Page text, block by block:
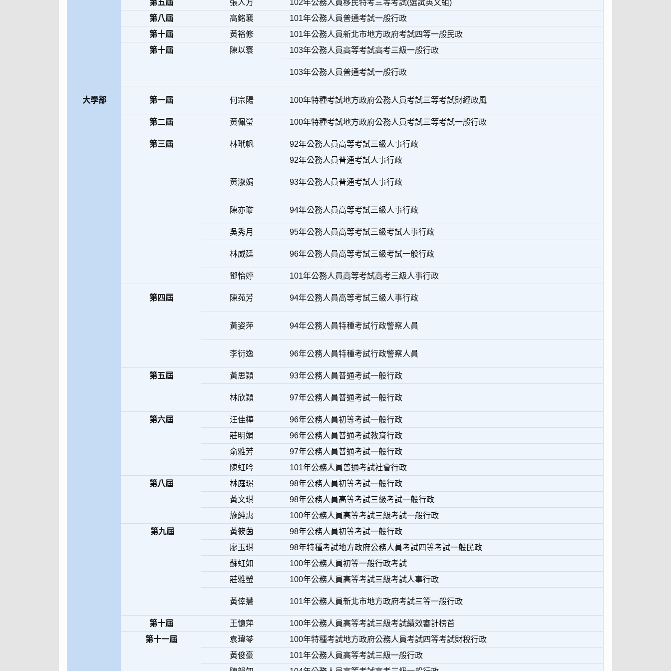
第五屆 張人方
102年公務人員移民特考三等考試(選試英文組)
第八屆
高銘襄
101年公務人員普通考試一般行政
第十屆
黃裕修
101年公務人員新北市地方政府考試四等一般民政
第十屆
陳以寰 103年公務人員高等考試高考三級一般行政
103年公務人員普通考試一般行政
大學部 第一屆 何宗陽 100年特種考試地方政府公務人員考試三等考試財經政風
第二屆 黃佩瑩 100年特種考試地方政府公務人員考試三等考試一般行政
第三屆 林玳帆
92年公務人員高等考試三級人事行政
92年公務人員普通考試人事行政
黃淑娟 93年公務人員普通考試人事行政
陳亦璇 94年公務人員高等考試三級人事行政
吳秀月 95年公務人員高等考試三級考試人事行政
林威廷 96年公務人員高等考試三級考試一般行政
鄧怡婷 101年公務人員高等考試高考三級人事行政
第四屆 陳苑芳 94年公務人員高等考試三級人事行政
黃姿萍 94年公務人員特種考試行政警察人員
李衍逸 96年公務人員特種考試行政警察人員
第五屆 黃思穎 93年公務人員普通考試一般行政
林欣穎 97年公務人員普通考試一般行政
第六屆 汪佳樺
96年公務人員初等考試一般行政
莊明娟
96年公務人員普通考試教育行政
俞雅芳
97年公務人員普通考試一般行政
陳虹吟
101年公務人員普通考試社會行政
第八屆
林庭璟
98年公務人員初等考試一般行政
黃文琪
98年公務人員高等考試三級考試一般行政
施純惠
100年公務人員高等考試三級考試一般行政
第九屆
黃筱茵
98年公務人員初等考試一般行政
廖玉琪
98年特種考試地方政府公務人員考試四等考試一般民政
蘇虹如
100年公務人員初等一般行政考試
莊雅螢
100年公務人員高等考試三級考試人事行政
黃倖慧 101年公務人員新北市地方政府考試三等一般行政
第十屆 王憶萍
100年公務人員高等考試三級考試績效審計榜首
第十一屆
袁瑋苓
100年特種考試地方政府公務人員考試四等考試財稅行政
黃俊豪
101年公務人員高等考試三級一般行政